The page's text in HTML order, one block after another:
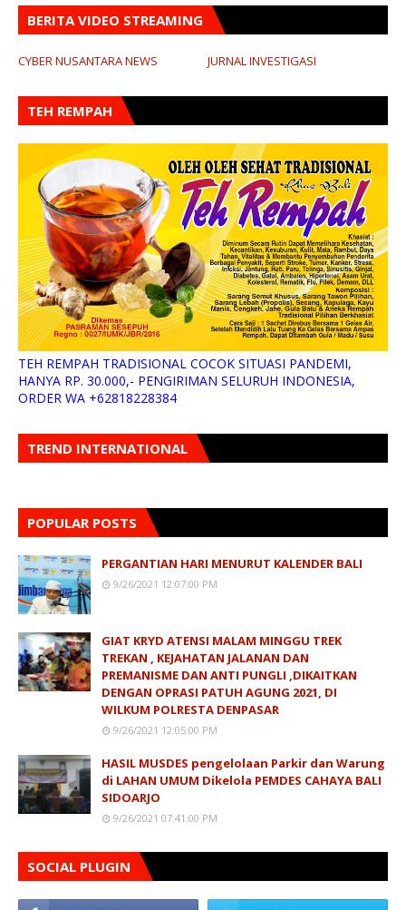
BERITA VIDEO STREAMING
CYBER NUSANTARA NEWS JURNAL INVESTIGASI
TEH REMPAH
TEH REMPAH TRADISIONAL COCOK SITUASI PANDEMI,
HANYA RP. 30.000,- PENGIRIMAN SELURUH INDONESIA,
ORDER WA +62818228384
TREND INTERNATIONAL
POPULAR POSTS
PERGANTIAN HARI MENURUT KALENDER BALI
9/26/2021 12:07:00 PM
GIAT KRYD ATENSI MALAM MINGGU TREK
TREKAN , KEJAHATAN JALANAN DAN
PREMANISME DAN ANTI PUNGLI ,DIKAITKAN
DENGAN OPRASI PATUH AGUNG 2021, DI
WILKUM POLRESTA DENPASAR
9/26/2021 12:05:00 PM
HASIL MUSDES pengelolaan Parkir dan Warung
di LAHAN UMUM Dikelola PEMDES CAHAYA BALI
SIDOARJO
9/26/2021 07:41:00 PM
SOCIAL PLUGIN